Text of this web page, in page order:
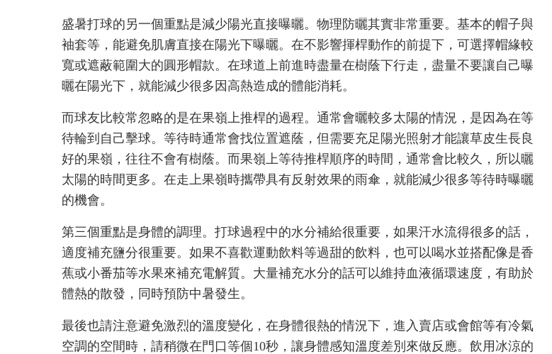
盛暑打球的另一個重點是減少陽光直接曝曬。物理防曬其實非常重要。基本的帽子與
袖套等，能避免肌膚直接在陽光下曝曬。在不影響揮桿動作的前提下，可選擇帽緣較
寬或遮蔽範圍大的圓形帽款。在球道上前進時盡量在樹蔭下行走，盡量不要讓自己曝
曬在陽光下，就能減少很多因高熱造成的體能消耗。
而球友比較常忽略的是在果嶺上推桿的過程。通常會曬較多太陽的情況，是因為在等
待輪到自己擊球。等待時通常會找位置遮蔭，但需要充足陽光照射才能讓草皮生長良
好的果嶺，往往不會有樹蔭。而果嶺上等待推桿順序的時間，通常會比較久，所以曬
太陽的時間更多。在走上果嶺時攜帶具有反射效果的雨傘，就能減少很多等待時曝曬
的機會。
第三個重點是身體的調理。打球過程中的水分補給很重要，如果汗水流得很多的話，
適度補充鹽分很重要。如果不喜歡運動飲料等過甜的飲料，也可以喝水並搭配像是香
蕉或小番茄等水果來補充電解質。大量補充水分的話可以維持血液循環速度，有助於
體熱的散發，同時預防中暑發生。
最後也請注意避免激烈的溫度變化，在身體很熱的情況下，進入賣店或會館等有冷氣
空調的空間時，請稍微在門口等個10秒，讓身體感知溫度差別來做反應。飲用冰涼的